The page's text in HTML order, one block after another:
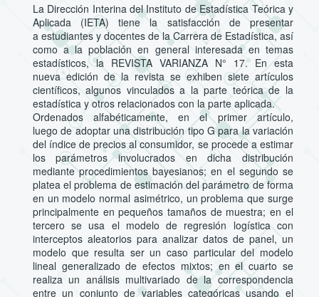
La Dirección Interina del Instituto de Estadística Teórica y
Aplicada (IETA) tiene la satisfacción de presentar
a estudiantes y docentes de la Carrera de Estadística, así
como a la población en general interesada en temas
estadísticos, la REVISTA VARIANZA N° 17. En esta
nueva edición de la revista se exhiben siete artículos
científicos, algunos vinculados a la parte teórica de la
estadística y otros relacionados con la parte aplicada.
Ordenados alfabéticamente, en el primer artículo,
luego de adoptar una distribución tipo G para la variación
del índice de precios al consumidor, se procede a estimar
los parámetros involucrados en dicha distribución
mediante procedimientos bayesianos; en el segundo se
platea el problema de estimación del parámetro de forma
en un modelo normal asimétrico, un problema que surge
principalmente en pequeños tamaños de muestra; en el
tercero se usa el modelo de regresión logística con
interceptos aleatorios para analizar datos de panel, un
modelo que resulta ser un caso particular del modelo
lineal generalizado de efectos mixtos; en el cuarto se
realiza un análisis multivariado de la correspondencia
entre un conjunto de variables categóricas usando el